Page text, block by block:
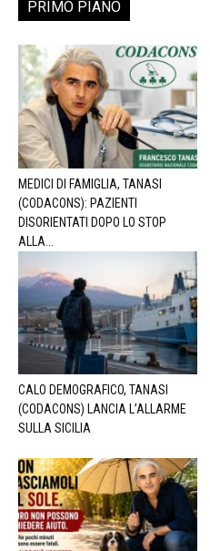
PRIMO PIANO
MEDICI DI FAMIGLIA, TANASI
(CODACONS): PAZIENTI
DISORIENTATI DOPO LO STOP
ALLA...
CALO DEMOGRAFICO, TANASI
(CODACONS) LANCIA L’ALLARME
SULLA SICILIA